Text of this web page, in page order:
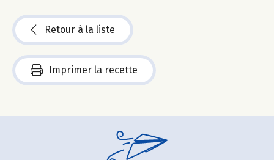
Retour à la liste
Imprimer la recette